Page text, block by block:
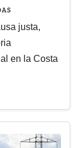
justa,
en la Costa